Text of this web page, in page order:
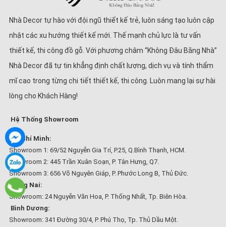
Nhà Decor tự hào với đội ngũ thiết kế trẻ, luôn sáng tạo luôn cập
nhật các xu hướng thiết kế mới. Thế mạnh chủ lực là tư vấn
thiết kế, thi công đồ gỗ. Với phương châm “Không Đâu Bằng Nhà”
Nhà Decor đã tự tin khẳng định chất lượng, dịch vụ và tính thẩm
mĩ cao trong từng chi tiết thiết kế, thi công. Luôn mang lại sự hài
lòng cho Khách Hàng!
Hệ Thống Showroom
Hồ Chí Minh:
Showroom 1: 69/52 Nguyễn Gia Trí, P.25, Q.Bình Thạnh, HCM.
Showroom 2: 445 Trần Xuân Soạn, P. Tân Hưng, Q7.
Showroom 3: 656 Võ Nguyên Giáp, P. Phước Long B, Thủ Đức.
Đồng Nai:
Showroom: 24 Nguyễn Văn Hoa, P. Thống Nhất, Tp. Biên Hòa.
Bình Dương:
Showroom: 341 Đường 30/4, P. Phú Thọ, Tp. Thủ Dầu Một.